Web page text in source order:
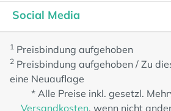
Social Media
1 Preisbindung aufgehoben
2 Preisbindung aufgehoben / Zu
eine Neuauflage
* Alle Preise inkl. gesetzl.
Versandkosten, wenn nicht